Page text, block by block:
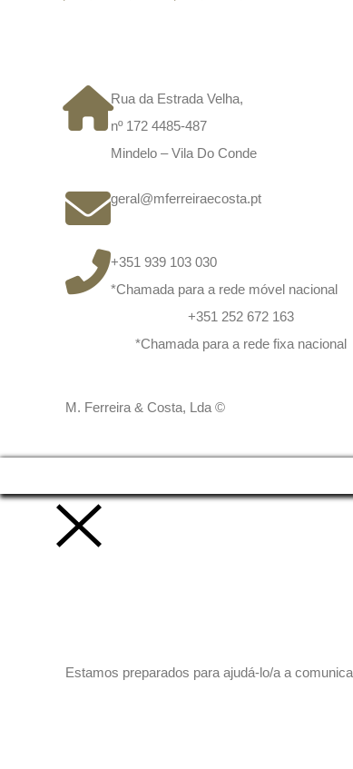
Rua da Estrada Velha,
nº 172 4485-487
Mindelo – Vila Do Conde
geral@mferreiraecosta.pt
+351 939 103 030
*Chamada para a rede móvel nacional
+351 252 672 163
*Chamada para a rede fixa nacional
M. Ferreira & Costa, Lda ©
Estamos preparados para ajudá-lo/a a